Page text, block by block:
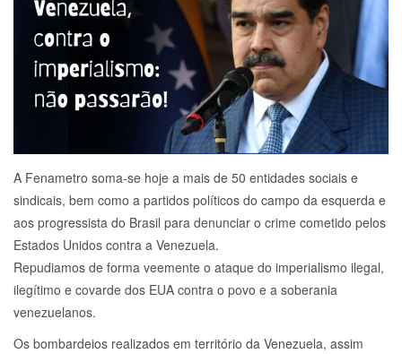
A Fenametro soma-se hoje a mais de 50 entidades sociais e
sindicais, bem como a partidos políticos do campo da esquerda e
aos progressista do Brasil para denunciar o crime cometido pelos
Estados Unidos contra a Venezuela.
Repudiamos de forma veemente o ataque do imperialismo ilegal,
ilegítimo e covarde dos EUA contra o povo e a soberania
venezuelanos.
Os bombardeios realizados em território da Venezuela, assim